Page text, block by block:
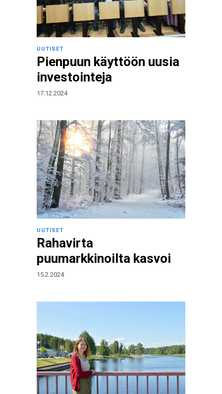
UUTISET
Pienpuun käyttöön uusia
investointeja
17.12.2024
UUTISET
Rahavirta
puumarkkinoilta kasvoi
15.2.2024